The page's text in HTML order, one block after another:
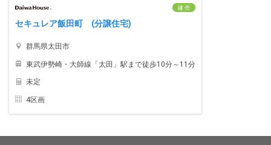
建 売
セキュレア飯田町 (分譲住宅)
群馬県太田市
東武伊勢崎・大師線「太田」駅まで徒歩10分～11分
未定
4区画